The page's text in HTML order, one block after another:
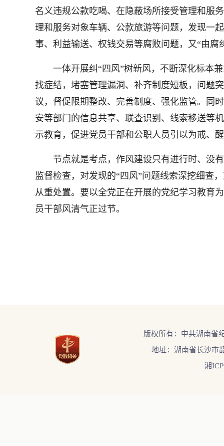
名义违规公款吃喝、在隐蔽场所接受管理和服
理和服务对象车辆、公款旅游等问题，发现一
事、利益输送、权钱交易等腐败问题，又“由
一体开展纠“四风”树新风，不断深化标本兼
找症结，堵塞管理漏洞、补齐制度短板，问题
议，督促限期整改、完善制度、强化监管。同
安等部门的信息共享、联查识别、线索移送等
示教育，促进党员干部和公职人员引以为戒、
节点就是考点，作风建设只有进行时、没有
监督检查，对发现的“四风”问题线索深挖细查
从重处置。要以全党正在开展的党纪学习教育
员干部风清气正过节。
版权所有：中共湖南省
地址：湖南省长沙市
湘